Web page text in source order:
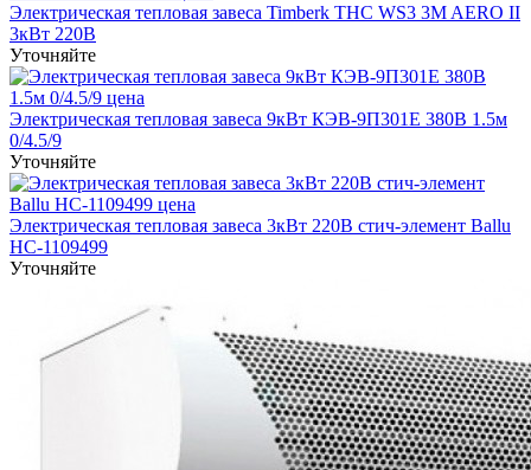
Электрическая тепловая завеса Timberk THC WS3 3M AERO II
3кВт 220В
Уточняйте
Электрическая тепловая завеса 9кВт КЭВ-9П301Е 380B 1.5м
0/4.5/9
Уточняйте
Электрическая тепловая завеса 3кВт 220В стич-элемент Ballu
НС-1109499
Уточняйте